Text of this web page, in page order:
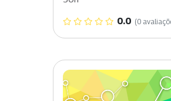
0.0 (0